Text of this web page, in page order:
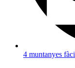
4 muntanyes